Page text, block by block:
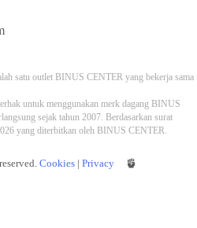
satu outlet BINUS CENTER yang bekerja sama
untuk menggunakan merk dagang BINUS
sejak tahun 2007. Berdasarkan surat
yang diterbitkan oleh BINUS CENTER.
Cookies | Privacy